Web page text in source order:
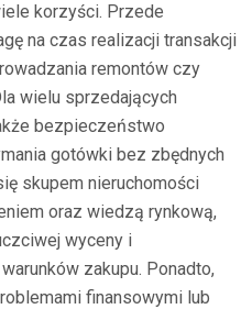
korzyści. Przede
na czas realizacji transakcji
remontów czy
wielu sprzedających
bezpieczeństwo
gotówki bez zbędnych
skupem nieruchomości
oraz wiedzą rynkową,
wyceny i
zakupu. Ponadto,
finansowymi lub